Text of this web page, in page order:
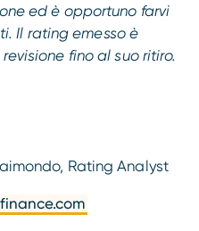
ed è opportuno farvi
Il rating emesso è
fino al suo ritiro.
Rating Analyst